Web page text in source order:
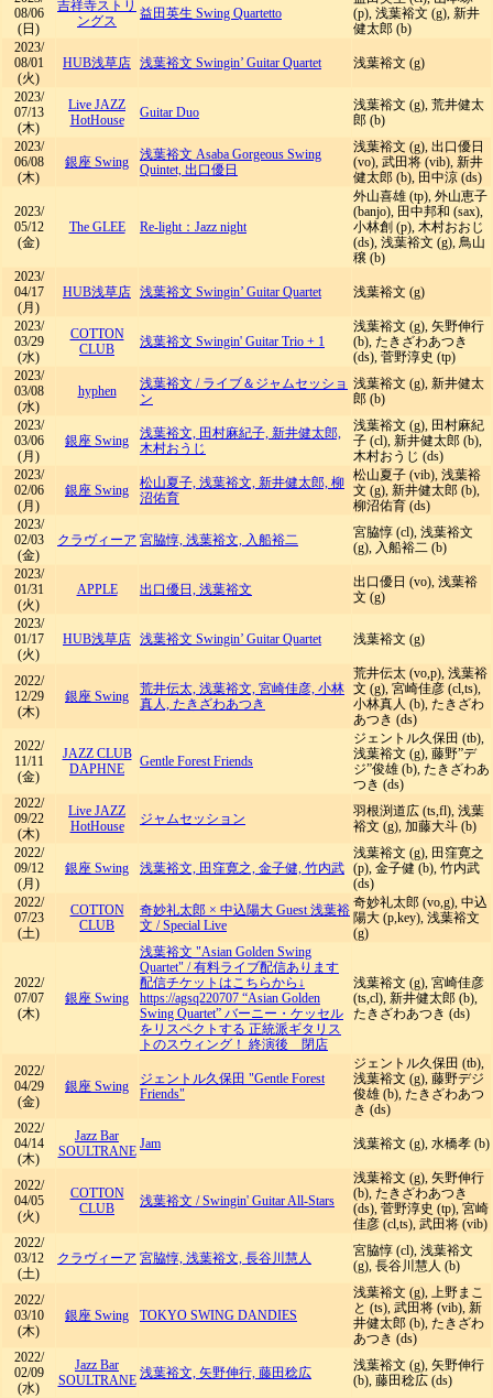
08/06
(日)
吉祥寺ストリ
ングス
益田英生 Swing Quartetto
(p), 浅葉裕文 (g), 新井
健太郎 (b)
2023/
08/01
(火)
HUB浅草店 浅葉裕文 Swingin’ Guitar Quartet 浅葉裕文 (g)
2023/
07/13
(木)
Live JAZZ
HotHouse
Guitar Duo
浅葉裕文 (g), 荒井健太
郎 (b)
2023/
06/08
(木)
銀座 Swing
浅葉裕文 Asaba Gorgeous Swing
Quintet, 出口優日
浅葉裕文 (g), 出口優日
(vo), 武田将 (vib), 新井
健太郎 (b), 田中涼 (ds)
2023/
05/12
(金)
The GLEE Re-light：Jazz night
外山喜雄 (tp), 外山恵子
(banjo), 田中邦和 (sax),
小林創 (p), 木村おおじ
(ds), 浅葉裕文 (g), 鳥山
穣 (b)
2023/
04/17
(月)
HUB浅草店 浅葉裕文 Swingin’ Guitar Quartet 浅葉裕文 (g)
2023/
03/29
(水)
COTTON
CLUB
浅葉裕文 Swingin' Guitar Trio + 1
浅葉裕文 (g), 矢野伸行
(b), たきざわあつき
(ds), 菅野淳史 (tp)
2023/
03/08
(水)
hyphen 浅葉裕文 / ライブ＆ジャムセッショ
ン
浅葉裕文 (g), 新井健太
郎 (b)
2023/
03/06
(月)
銀座 Swing
浅葉裕文, 田村麻紀子, 新井健太郎,
木村おうじ
浅葉裕文 (g), 田村麻紀
子 (cl), 新井健太郎 (b),
木村おうじ (ds)
2023/
02/06
(月)
銀座 Swing
松山夏子, 浅葉裕文, 新井健太郎, 柳
沼佑育
松山夏子 (vib), 浅葉裕
文 (g), 新井健太郎 (b),
柳沼佑育 (ds)
2023/
02/03
(金)
クラヴィーア 宮脇惇, 浅葉裕文, 入船裕二
宮脇惇 (cl), 浅葉裕文
(g), 入船裕二 (b)
2023/
01/31
(火)
APPLE 出口優日, 浅葉裕文
出口優日 (vo), 浅葉裕
文 (g)
2023/
01/17
(火)
HUB浅草店 浅葉裕文 Swingin’ Guitar Quartet 浅葉裕文 (g)
2022/
12/29
(木)
銀座 Swing
荒井伝太, 浅葉裕文, 宮崎佳彦, 小林
真人, たきざわあつき
荒井伝太 (vo,p), 浅葉裕
文 (g), 宮崎佳彦 (cl,ts),
小林真人 (b), たきざわ
あつき (ds)
2022/
11/11
(金)
JAZZ CLUB
DAPHNE
Gentle Forest Friends
ジェントル久保田 (tb),
浅葉裕文 (g), 藤野”デ
ジ”俊雄 (b), たきざわあ
つき (ds)
2022/
09/22
(木)
Live JAZZ
HotHouse
ジャムセッション
羽根渕道広 (ts,fl), 浅葉
裕文 (g), 加藤大斗 (b)
2022/
09/12
(月)
銀座 Swing 浅葉裕文, 田窪寛之, 金子健, 竹内武
浅葉裕文 (g), 田窪寛之
(p), 金子健 (b), 竹内武
(ds)
2022/
07/23
(土)
COTTON
CLUB
奇妙礼太郎 × 中込陽大 Guest 浅葉裕
文 /Special Live
奇妙礼太郎 (vo,g), 中込
陽大 (p,key), 浅葉裕文
(g)
2022/
07/07
(木)
銀座 Swing
浅葉裕文 "Asian Golden Swing
Quartet" /有料ライブ配信あります
配信チケットはこちらから↓
https://agsq220707 “Asian Golden
Swing Quartet” バーニー・ケッセル
をリスペクトする 正統派ギタリス
トのスウィング！ 終演後 閉店
浅葉裕文 (g), 宮崎佳彦
(ts,cl), 新井健太郎 (b),
たきざわあつき (ds)
2022/
04/29
(金)
銀座 Swing
ジェントル久保田 "Gentle Forest
Friends"
ジェントル久保田 (tb),
浅葉裕文 (g), 藤野デジ
俊雄 (b), たきざわあつ
き (ds)
2022/
04/14
(木)
Jazz Bar
SOULTRANE Jam 浅葉裕文 (g), 水橋孝 (b)
2022/
04/05
(火)
COTTON
CLUB
浅葉裕文 /Swingin' Guitar All-Stars
浅葉裕文 (g), 矢野伸行
(b), たきざわあつき
(ds), 菅野淳史 (tp), 宮崎
佳彦 (cl,ts), 武田将 (vib)
2022/
03/12
(土)
クラヴィーア 宮脇惇, 浅葉裕文, 長谷川慧人
宮脇惇 (cl), 浅葉裕文
(g), 長谷川慧人 (b)
2022/
03/10
(木)
銀座 Swing TOKYO SWING DANDIES
浅葉裕文 (g), 上野まこ
と (ts), 武田将 (vib), 新
井健太郎 (b), たきざわ
あつき (ds)
2022/
02/09
(水)
Jazz Bar
SOULTRANE 浅葉裕文, 矢野伸行, 藤田稔広
浅葉裕文 (g), 矢野伸行
(b), 藤田稔広 (ds)